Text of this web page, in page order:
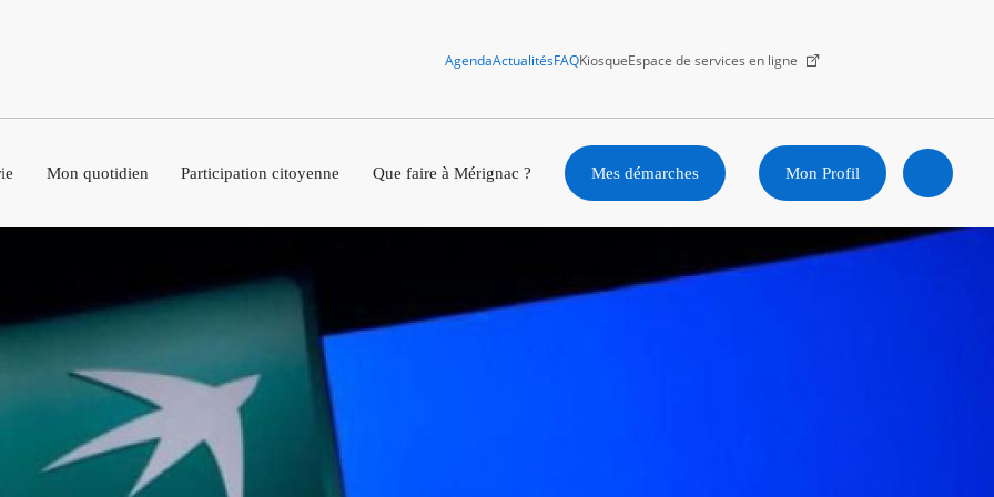
AgendaActualitésFAQKiosqueEspace de services en ligne
Mon quotidien Participation citoyenne Que faire à Mérignac ? Mes démarches Mon Profil
Ouvrir